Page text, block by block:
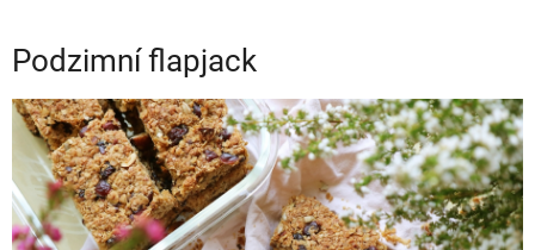
Podzimní flapjack